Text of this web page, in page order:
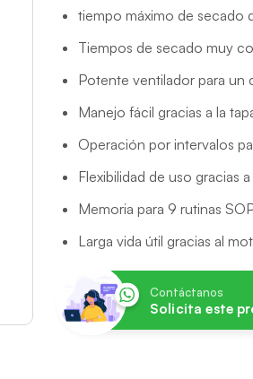
tiempo máximo de secado
Tiempos de secado muy
Potente ventilador para un
Manejo fácil gracias a la
Operación por intervalos
Flexibilidad de uso gracias
Memoria para 9 rutinas
Larga vida útil gracias al
Contáctanos
Solicita este